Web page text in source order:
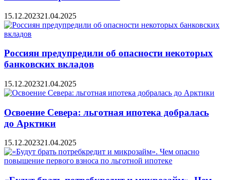
15.12.202321.04.2025
Россиян предупредили об опасности некоторых
банковских вкладов
15.12.202321.04.2025
Освоение Севера: льготная ипотека добралась
до Арктики
15.12.202321.04.2025